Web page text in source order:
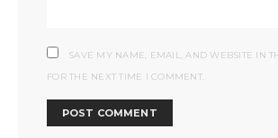
SAVE MY NAME, EMAIL, AND WEBSITE IN
FOR THE NEXT TIME I COMMENT.